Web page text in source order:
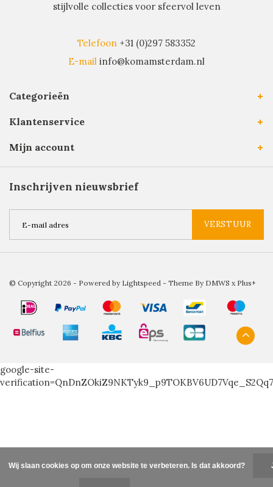
stijlvolle collecties voor sfeervol leven
Telefoon +31 (0)297 583352
E-mail info@komamsterdam.nl
Categorieën
Klantenservice
Mijn account
Inschrijven nieuwsbrief
VERSTUUR
© Copyright 2026 - Powered by Lightspeed - Theme By DMWS x Plus+
google-site-
Wij slaan cookies op om onze website te verbeteren. Is dat akkoord?